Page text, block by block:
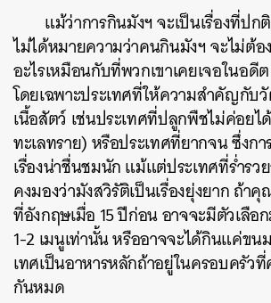
แม้ว่าการกินมังฯ จะเป็นเรื่องที่ป
ไม่ได้หมายความว่าคนกินมังฯ จะไม่ต้
อะไรเหมือนกับที่พวกเขาเคยเจอในอ
โดยเฉพาะประเทศที่ให้ความสำคัญกับ
เนื้อสัตว์ เช่นประเทศที่ปลูกพืชไม่ค่อยไ
ทะเลทราย) หรือประเทศที่ยากจน ซึ่งก
เรื่องน่าชื่นชมนัก แม้แต่ประเทศที่ร่ำรว
คงมองว่ามังสวิรัติเป็นเรื่องยุ่งยาก ถ้า
ที่อังกฤษเมื่อ 15 ปีก่อน อาจจะมีตัวเลือ
1-2 เมนูเท่านั้น หรืออาจจะได้กินแค่ขน
เทศเป็นอาหารหลักถ้าอยู่ในครอบครัว
กันหมด